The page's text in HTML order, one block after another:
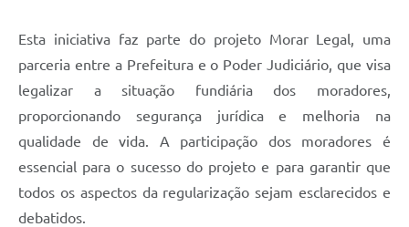
Esta iniciativa faz parte do projeto Morar Legal, uma
parceria entre a Prefeitura e o Poder Judiciário, que visa
legalizar a situação fundiária dos moradores,
proporcionando segurança jurídica e melhoria na
qualidade de vida. A participação dos moradores é
essencial para o sucesso do projeto e para garantir que
todos os aspectos da regularização sejam esclarecidos e
debatidos.